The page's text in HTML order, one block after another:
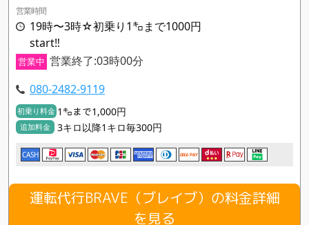
営業時間
19時〜3時☆初乗り1㌔まで1000円
start‼︎
営業中 営業終了:03時00分
080-2482-9119
初乗り料金 1㌔まで1,000円
追加料金 3キロ以降1キロ毎300円
CASH
運転代行BRAVE（ブレイブ）の料金詳細
を見る